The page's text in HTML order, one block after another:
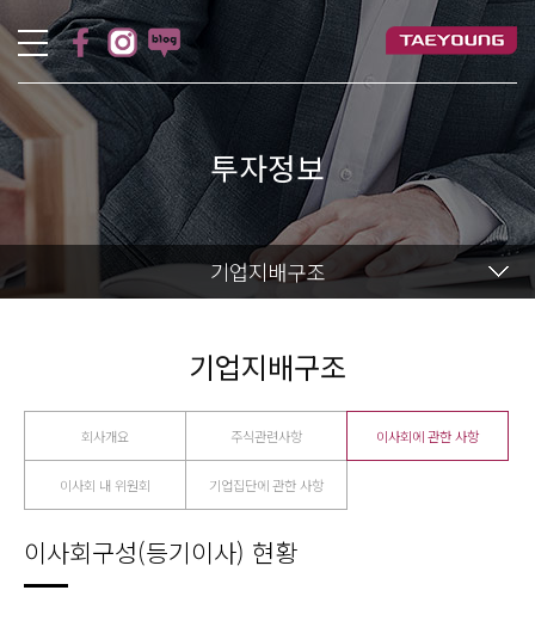
투자정보
기업지배구조
기업지배구조
회사개요 주식관련사항 이사회에 관한 사항
이사회 내 위원회 기업집단에 관한 사항
이사회구성(등기이사) 현황